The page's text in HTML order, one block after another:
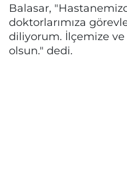
Balasar,
doktorlarımıza
diliyorum. İlçemize ve
olsun." dedi.